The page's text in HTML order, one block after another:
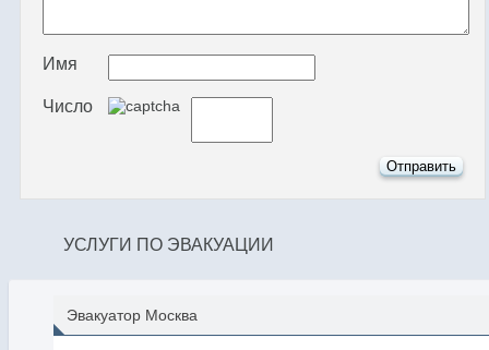
Имя
Число
УСЛУГИ ПО ЭВАКУАЦИИ
Эвакуатор Москва